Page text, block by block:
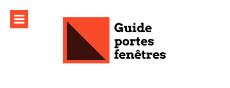
contenu